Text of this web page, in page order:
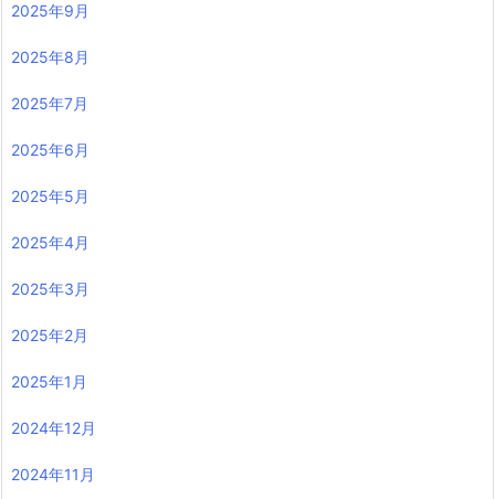
2025年9月
2025年8月
2025年7月
2025年6月
2025年5月
2025年4月
2025年3月
2025年2月
2025年1月
2024年12月
2024年11月